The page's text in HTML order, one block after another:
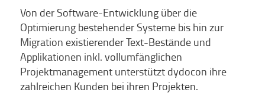
Von der Software-Entwicklung über die
Optimierung bestehender Systeme bis hin zur
Migration existierender Text-Bestände und
Applikationen inkl. vollumfänglichen
Projektmanagement unterstützt dydocon ihre
zahlreichen Kunden bei ihren Projekten.